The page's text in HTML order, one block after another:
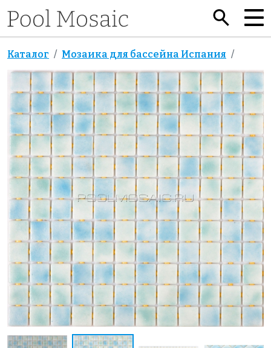
Каталог Мозаика для бассейна Испания